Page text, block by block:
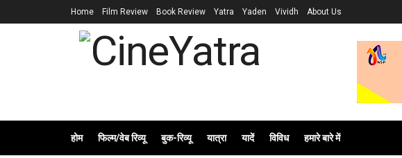
Home Film Review Book Review Yatra Yaden Vividh About Us
होम फिल्म/वेब रिव्यू बुक-रिव्यू यात्रा यादें विविध हमारे बारे में